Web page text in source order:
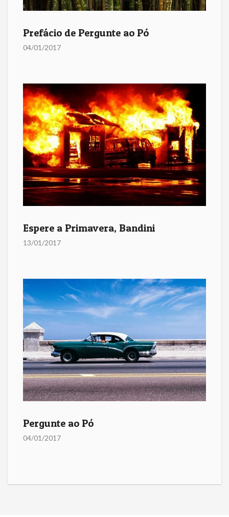
Prefácio de Pergunte ao Pó
04/01/2017
Espere a Primavera, Bandini
13/01/2017
Pergunte ao Pó
04/01/2017